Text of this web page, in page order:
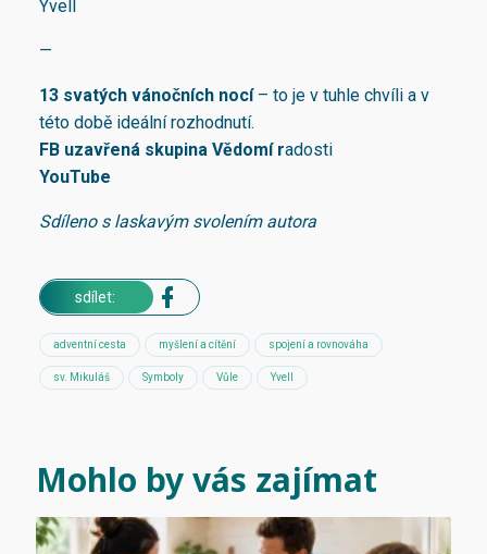
Yvell
—
13 svatých vánočních nocí– to je v tuhle chvíli a v
této době ideální rozhodnutí.
FB uzavřená skupina Vědomí radosti
YouTube
Sdíleno s laskavým svolením autora
sdílet:
adventní cesta myšlení a cítění spojení a rovnováha
sv. Mikuláš Symboly Vůle Yvell
Mohlo by vás zajímat